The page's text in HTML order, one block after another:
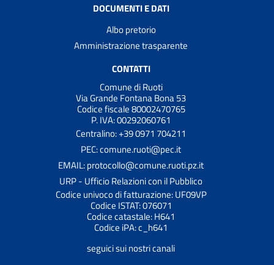
DOCUMENTI E DATI
Albo pretorio
Amministrazione trasparente
CONTATTI
Comune di Ruoti
Via Grande Fontana Bona 53
Codice fiscale 80002470765
P. IVA: 00292060761
Centralino: +39 0971 704211
PEC: comune.ruoti@pec.it
EMAIL: protocollo@comune.ruoti.pz.it
URP - Ufficio Relazioni con il Pubblico
Codice univoco di fatturazione: UF09VP
Codice ISTAT: 076071
Codice catastale: H641
Codice iPA: c_h641
seguici sui nostri canali